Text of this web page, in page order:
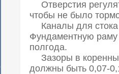
Отверстия
чтобы не было
Каналы для стока
Фундаментную раму
полгода.
Зазоры в
должны быть 0,07-